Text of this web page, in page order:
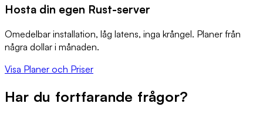
Hosta din egen Rust-server
Omedelbar installation, låg latens, inga krångel. Planer från
några dollar i månaden.
Visa Planer och Priser
Har du fortfarande frågor?